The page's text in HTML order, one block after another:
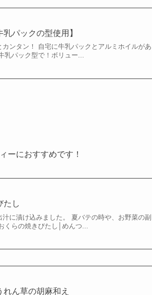
パックの型使用】
ンタン！ 自宅に牛乳パックとアルミホイルがあ
乳パック型で！ボリュー...
ーにおすすめです！
たし
に漬け込みました。 夏バテの時や、お野菜の副
らの焼きびたし│めんつ...
ん草の胡麻和え